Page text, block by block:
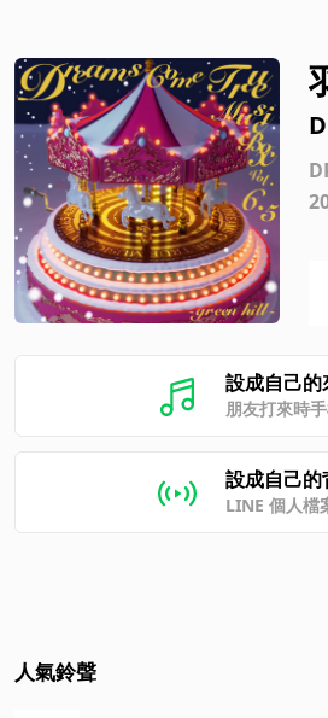
設成自己的
朋友打來時
設成自己的
LINE 個人檔
人氣鈴聲